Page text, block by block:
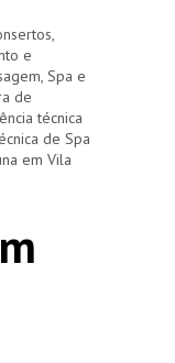
e
Spa e
de
técnica
de Spa
em Vila